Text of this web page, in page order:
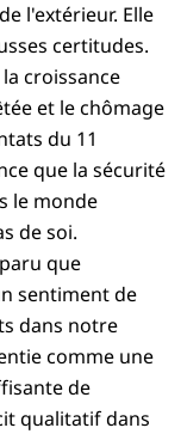
l'extérieur. Elle
certitudes.
croissance
et le chômage
du 11
que la sécurité
le monde
de soi.
que
sentiment de
dans notre
comme une
de
qualitatif dans